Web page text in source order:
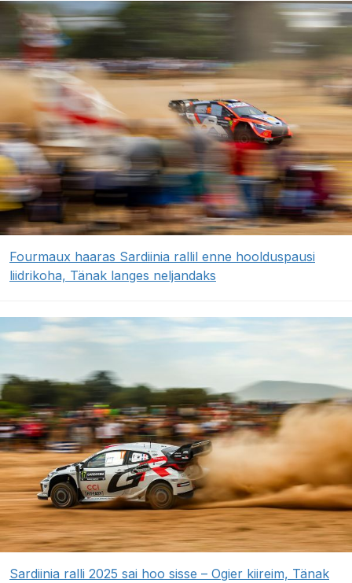
Fourmaux haaras Sardiinia rallil enne hoolduspausi
liidrikoha, Tänak langes neljandaks
Sardiinia ralli 2025 sai hoo sisse – Ogier kiireim, Tänak